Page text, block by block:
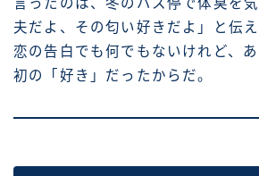
言ったのは、冬のバス停で体臭を
夫だよ、その匂い好きだよ」と伝え
恋の告白でも何でもないけれど、
初の「好き」だったからだ。